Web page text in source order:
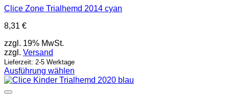
Clice Zone Trialhemd 2014 cyan
8,31 €
zzgl. 19% MwSt.
zzgl. Versand
Lieferzeit: 2-5 Werktage
Ausführung wählen
Dieses
Produkt